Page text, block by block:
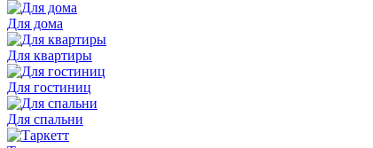
Для дома
Для квартиры
Для гостиниц
Для спальни